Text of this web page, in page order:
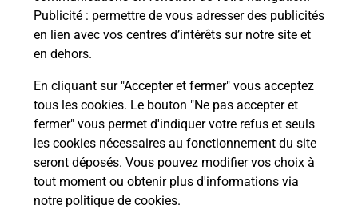
Publicité : permettre de vous adresser des publicités
en lien avec vos centres d’intérêts sur notre site et
en dehors.
En cliquant sur "Accepter et fermer" vous acceptez
tous les cookies. Le bouton "Ne pas accepter et
fermer" vous permet d'indiquer votre refus et seuls
les cookies nécessaires au fonctionnement du site
seront déposés. Vous pouvez modifier vos choix à
tout moment ou obtenir plus d'informations via
notre politique de cookies.
Puis-je passer mon code de la route
avec La Poste et sous quelles
conditions ?
Localiser Liste Bas-Rhin HATTMATT